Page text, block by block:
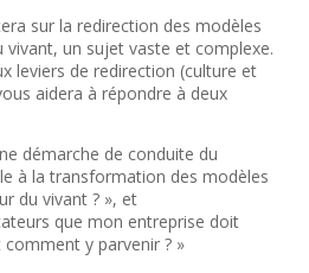
sur la redirection des modèles
vivant, un sujet vaste et complexe.
leviers de redirection (culture et
aidera à répondre à deux
démarche de conduite du
à la transformation des modèles
du vivant ? », et
que mon entreprise doit
y parvenir ? »